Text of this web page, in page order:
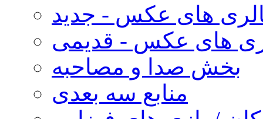
های عکس - جدید
های عکس - قدیمی
بخش صدا و مصاحبه
منابع سه بعدی